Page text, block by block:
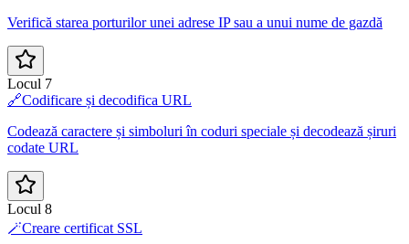
Verifică starea porturilor unei adrese IP sau a unui nume de gazdă
Locul 7
🔗Codificare și decodifica URL
Codează caractere și simboluri în coduri speciale și decodează șiruri
codate URL
Locul 8
🪄Creare certificat SSL